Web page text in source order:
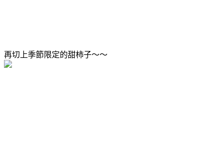
再切上季節限定的甜柿子～～